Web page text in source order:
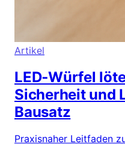
Artikel
LED‑Würfel
Sicherheit und
Bausatz
Praxisnaher Leitfaden